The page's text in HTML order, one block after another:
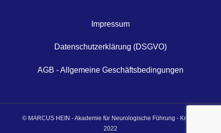
Impressum
Datenschutzerklärung (DSGVO)
AGB - Allgemeine Geschäftsbedingungen
© MARCUS HEIN - Akademie für Neurologische Führung - Krefeld
2022